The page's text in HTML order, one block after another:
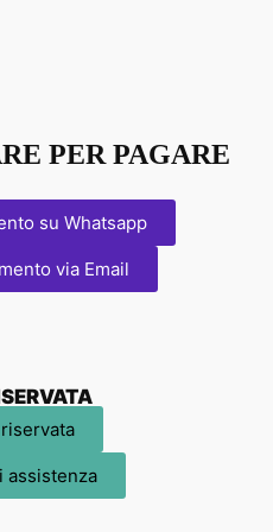
PER PAGARE
su Whatsapp
via Email
assistenza